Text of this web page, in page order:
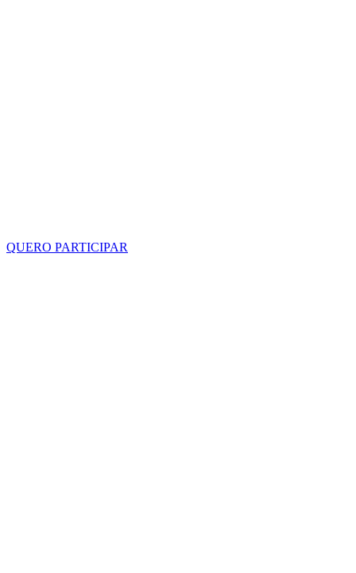
QUERO PARTICIPAR